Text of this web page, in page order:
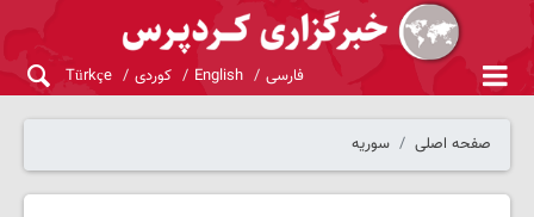
فارسی English کوردی Türkçe
صفحه اصلی سوریه